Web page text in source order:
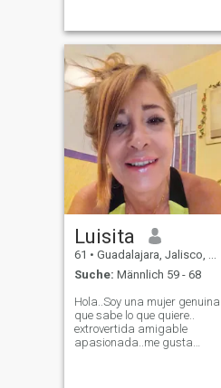
einen Mann zu treffen, mit
dem wir auf der gleichen
Wellenlänge sein werden und
einige Ziele und Wünsche
haben. Ich will nicht einsam
sein, ich will mit einem
zuverlässigen und liebevollen
Menschen durchs Leben
gehen und gemeinsam
Höhen erreichen!
Luisita
61 • Guadalajara, Jalisco, Mexiko
Suche: Männlich 59 - 68
Hola..Soy una mujer genuina
que sabe lo que quiere..
extrovertida amigable
apasionada..me gusta